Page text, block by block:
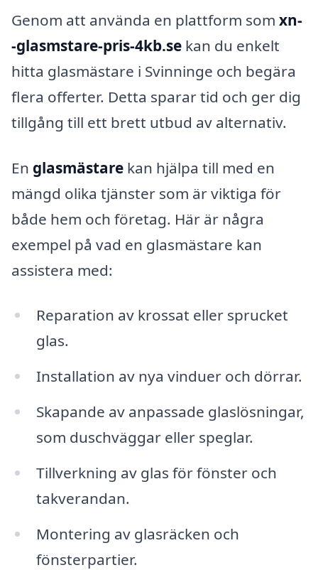
Genom att använda en plattform som xn-
-glasmstare-pris-4kb.se kan du enkelt
hitta glasmästare i Svinninge och begära
flera offerter. Detta sparar tid och ger dig
tillgång till ett brett utbud av alternativ.
En glasmästare kan hjälpa till med en
mängd olika tjänster som är viktiga för
både hem och företag. Här är några
exempel på vad en glasmästare kan
assistera med:
Reparation av krossat eller sprucket
glas.
Installation av nya vinduer och dörrar.
Skapande av anpassade glaslösningar,
som duschväggar eller speglar.
Tillverkning av glas för fönster och
takverandan.
Montering av glasräcken och
fönsterpartier.